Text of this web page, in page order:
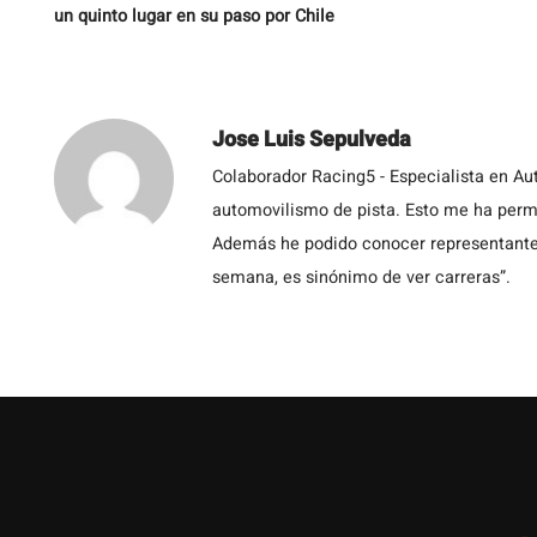
un quinto lugar en su paso por Chile
Jose Luis Sepulveda
Colaborador Racing5 - Especialista en
automovilismo de pista. Esto me ha
Además he podido conocer
semana, es sinónimo de ver carreras”.